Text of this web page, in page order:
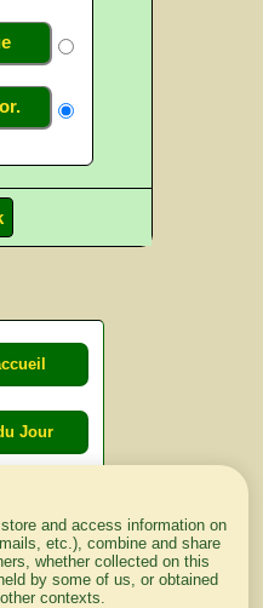
Jour
and access information on
etc.), combine and share
whether collected on this
by some of us, or obtained
contexts.